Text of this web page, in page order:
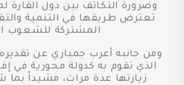
وضرورة التكاتف بين دول القارة
تعترض طريقها في التنمية
المشتركة للشعوب
ومن جانبه أعرب جمباري عن
الذي تقوم به كدولة محورية في
زيارتها عدة مرات، مشيداً